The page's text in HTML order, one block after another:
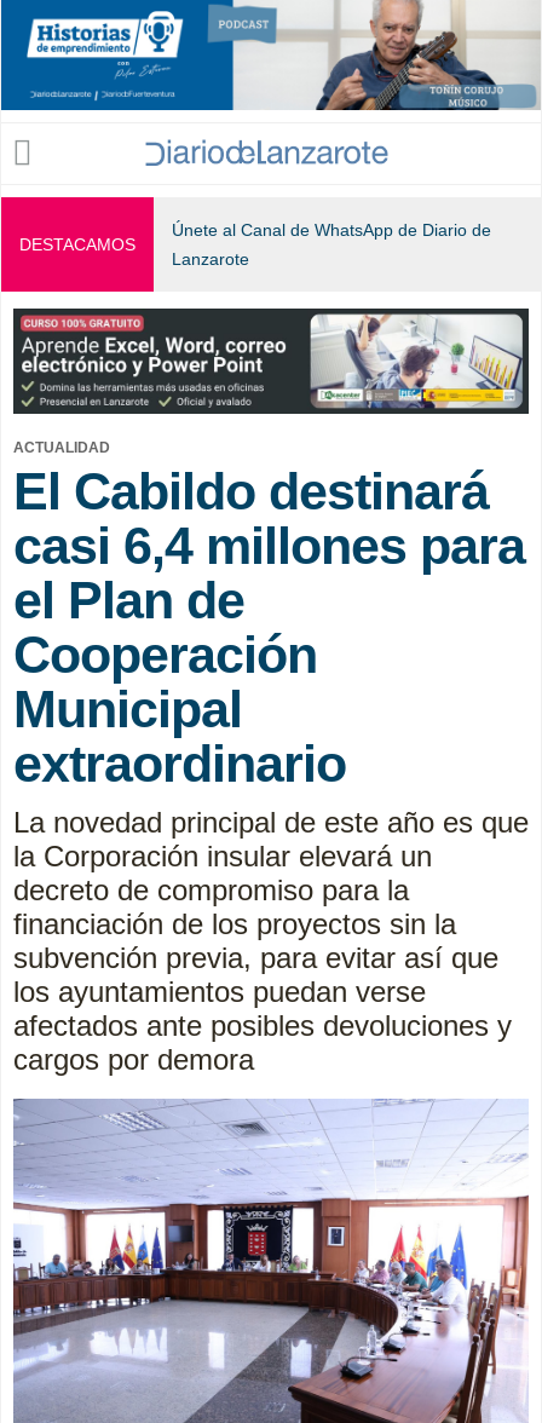
Jump to navigation
DESTACAMOS
Únete al Canal de WhatsApp de Diario de
Lanzarote
ACTUALIDAD
El Cabildo destinará
casi 6,4 millones para
el Plan de
Cooperación
Municipal
extraordinario
La novedad principal de este año es que
la Corporación insular elevará un
decreto de compromiso para la
financiación de los proyectos sin la
subvención previa, para evitar así que
los ayuntamientos puedan verse
afectados ante posibles devoluciones y
cargos por demora